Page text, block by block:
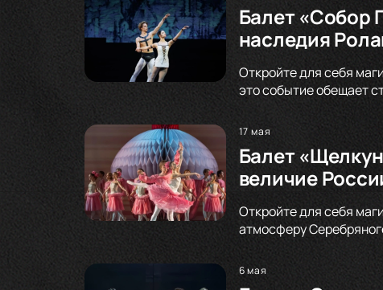
Балет «Собор
наследия
Откройте для себя
это событие обещает
17 мая
Балет
величие
Откройте для себя
атмосферу
6 мая